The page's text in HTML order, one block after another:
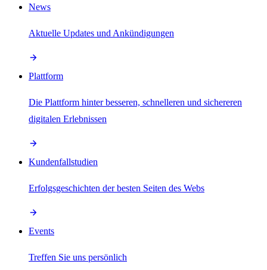
News
Aktuelle Updates und Ankündigungen
Plattform
Die Plattform hinter besseren, schnelleren und sichereren
digitalen Erlebnissen
Kundenfallstudien
Erfolgsgeschichten der besten Seiten des Webs
Events
Treffen Sie uns persönlich